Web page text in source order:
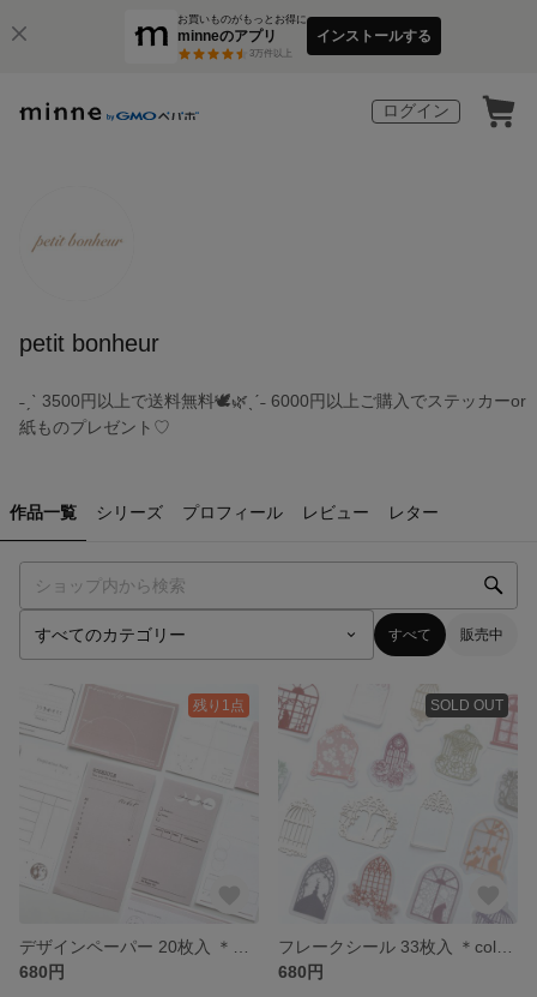
お買いものがもっとお得に
minneのアプリ
3万件以上
インストールする
ログイン
petit bonheur
˗ˏˋ 3500円以上で送料無料🕊🌿ˎˊ˗ 6000円以上ご購入でステッカーor
紙ものプレゼント♡
作品一覧 シリーズ プロフィール レビュー レター
すべて 販売中
残り1点
680円
SOLD OUT
680円